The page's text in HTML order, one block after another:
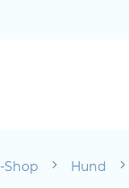
Shop Hund